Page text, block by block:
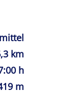
mittel
km
h
m